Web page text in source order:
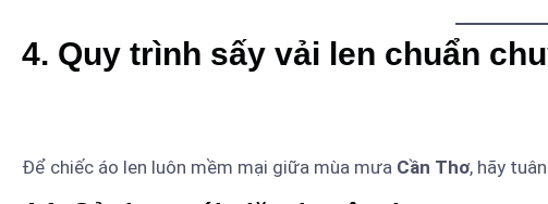
4. Quy trình sấy vải len chuẩn
Để chiếc áo len luôn mềm mại giữa mùa mưa Cần Thơ, hãy